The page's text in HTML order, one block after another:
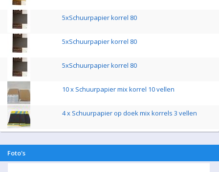
5xSchuurpapier korrel 80
5xSchuurpapier korrel 80
5xSchuurpapier korrel 80
10 x Schuurpapier mix korrel 10 vellen
4 x Schuurpapier op doek mix korrels 3 vellen
Foto's